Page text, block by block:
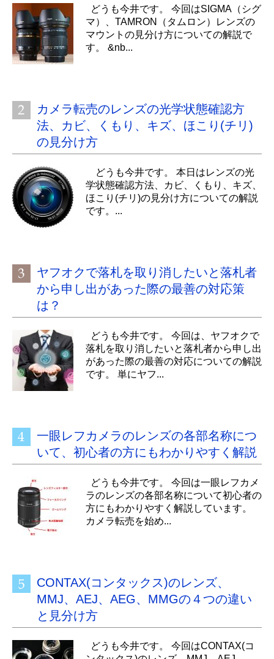
どうも今井です。 今回はSIGMA（シグ
マ）、TAMRON（タムロン）レンズの
マウントの見分け方についての解説で
す。 &nb...
カメラ転売のレンズの光学状態確認方
法、カビ、くもり、キズ、ほこり(チリ)
の見分け方
どうも今井です。 本日はレンズの光
学状態確認方法、カビ、くもり、キズ、
ほこり(チリ)の見分け方についての解説
です。...
ヤフオクで落札を取り消したいと落札者
から申し出があった際の最善の対応策
は？
どうも今井です。 今回は、ヤフオクで
落札を取り消したいと落札者から申し出
があった際の最善の対応についての解説
です。 単にヤフ...
一眼レフカメラのレンズの各部名称につ
いて、初心者の方にもわかりやすく解説
どうも今井です。 今回は一眼レフカメ
ラのレンズの各部名称について初心者の
方にもわかりやすく解説しています。
カメラ転売を始め...
CONTAX(コンタックス)のレンズ、
MMJ、AEJ、AEG、MMGの４つの違い
と見分け方
どうも今井です。 今回はCONTAX(コ